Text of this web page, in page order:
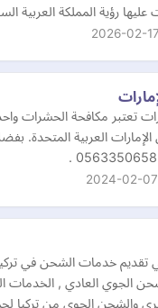
رؤية المملكة العربية
2026-02-17
تعتبر مكافحة الحشرات
الإمارات العربية المتحدة.
2024-02-07
خدمات الشحن في
الجوي العادي , الخدمات
والشحن الجوي من تركيا